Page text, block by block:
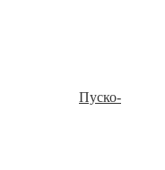
Пуско-